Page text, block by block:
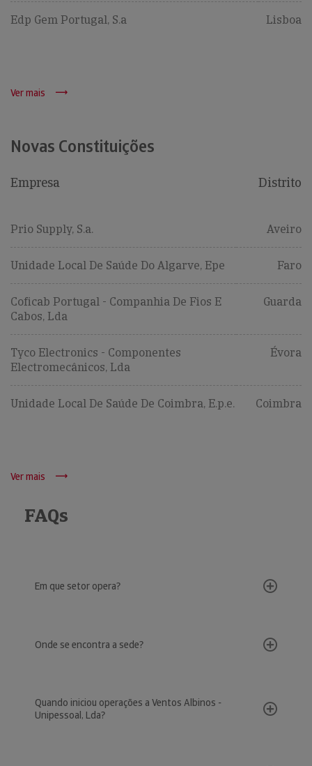
Edp Gem Portugal, S.a Lisboa
Ver mais
Novas Constituições
Empresa Distrito
Prio Supply, S.a. Aveiro
Unidade Local De Saúde Do Algarve, Epe Faro
Coficab Portugal - Companhia De Fios E
Cabos, Lda
Guarda
Tyco Electronics - Componentes
Electromecânicos, Lda
Évora
Unidade Local De Saúde De Coimbra, E.p.e. Coimbra
Ver mais
FAQs
Em que setor opera?
Onde se encontra a sede?
Quando iniciou operações a Ventos Albinos -
Unipessoal, Lda?